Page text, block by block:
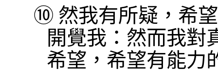
⑩ 然我有所疑，希
開覺我：然而我對
希望，希望有能力